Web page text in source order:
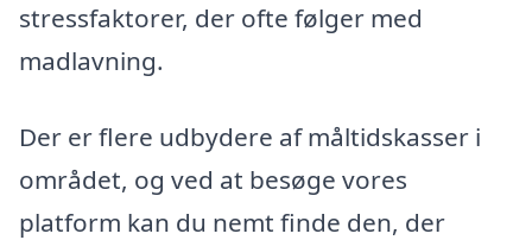
stressfaktorer, der ofte følger med
madlavning.
Der er flere udbydere af måltidskasser i
området, og ved at besøge vores
platform kan du nemt finde den, der